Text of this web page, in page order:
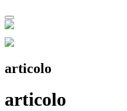
articolo
articolo